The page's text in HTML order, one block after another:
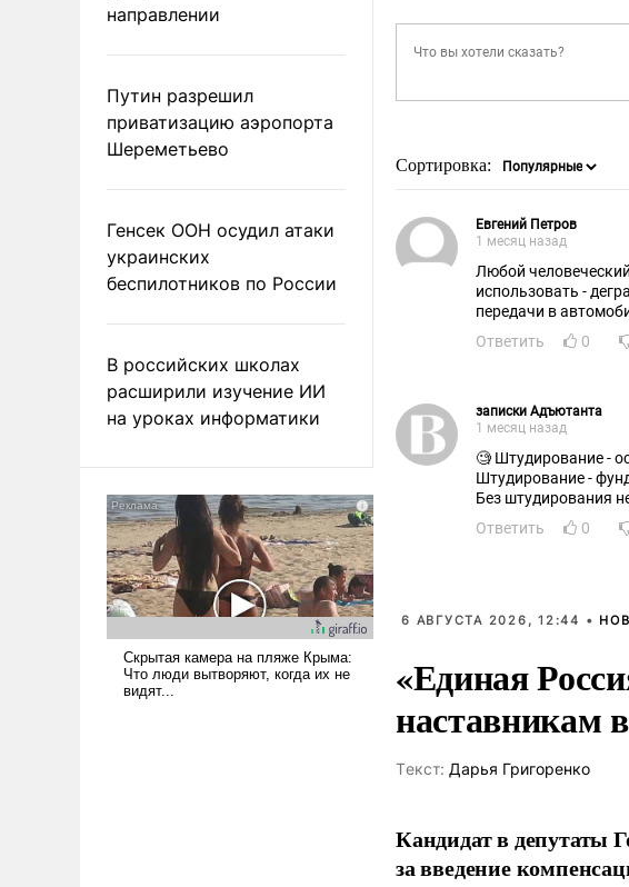
направлении
Путин разрешил
приватизацию аэропорта
Шереметьево
Генсек ООН осудил атаки
украинских
беспилотников по России
В российских школах
расширили изучение ИИ
на уроках информатики
Сортировка:
Евгений Петров
1 месяц назад
Любой
использовать -
передачи в
Ответить
0
записки Адъютанта
1 месяц назад
🧐 Штудирование -
Штудирование -
Без штудирования
Ответить
0
6 АВГУСТА 2026, 12:44 •
«Единая
наставникам
Tекст: Дарья Григоренко
Кандидат в депутаты
за введение